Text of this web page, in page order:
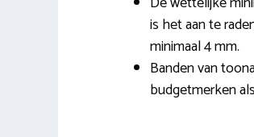
is het aan te
minimaal 4 mm.
Banden van
budgetmerken